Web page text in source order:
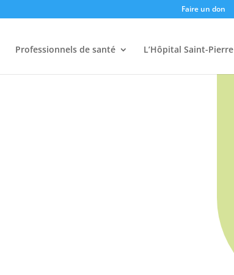
Faire un don
Professionnels de santé L’Hôpital Saint-Pierre